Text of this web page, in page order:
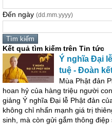
Đến ngày (dd.mm.yyyy)
Kết quả tìm kiếm trên Tin tức
Ý nghĩa Đại
tuệ - Đoàn
Mùa Phật đản
hoan hỷ của hàng triệu người
giảng Ý nghĩa Đại lễ Phật đản
không chỉ nhấn mạnh giá trị
sinh, mà còn gửi gắm thông